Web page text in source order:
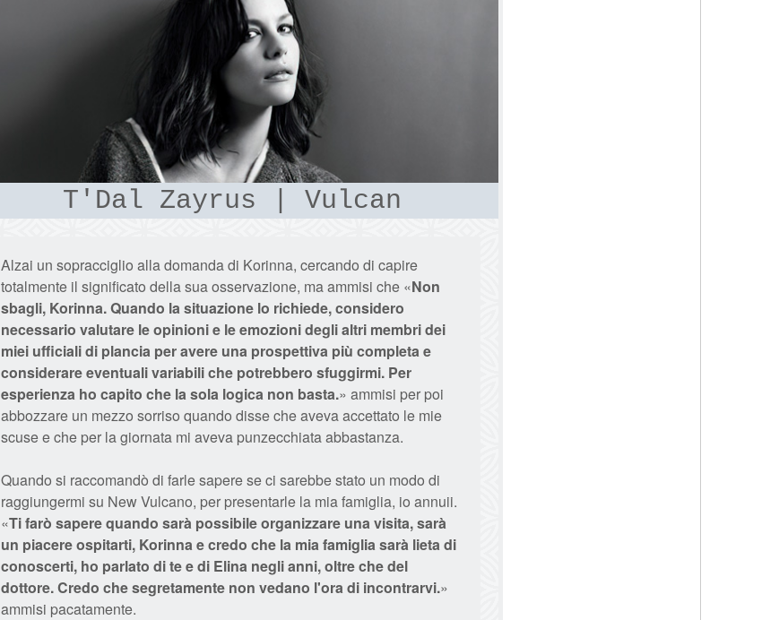
T'Dal Zayrus | Vulcan
Alzai un sopracciglio alla domanda di Korinna, cercando di capire
totalmente il significato della sua osservazione, ma ammisi che «Non
sbagli, Korinna. Quando la situazione lo richiede, considero
necessario valutare le opinioni e le emozioni degli altri membri dei
miei ufficiali di plancia per avere una prospettiva più completa e
considerare eventuali variabili che potrebbero sfuggirmi. Per
esperienza ho capito che la sola logica non basta.» ammisi per poi
abbozzare un mezzo sorriso quando disse che aveva accettato le mie
scuse e che per la giornata mi aveva punzecchiata abbastanza.
Quando si raccomandò di farle sapere se ci sarebbe stato un modo di
raggiungermi su New Vulcano, per presentarle la mia famiglia, io annuii.
«Ti farò sapere quando sarà possibile organizzare una visita, sarà
un piacere ospitarti, Korinna e credo che la mia famiglia sarà lieta di
conoscerti, ho parlato di te e di Elina negli anni, oltre che del
dottore. Credo che segretamente non vedano l'ora di incontrarvi.»
ammisi pacatamente.